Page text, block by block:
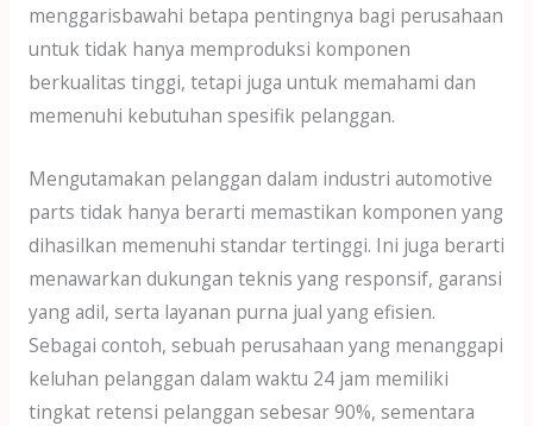
menggarisbawahi betapa pentingnya bagi perusahaan
untuk tidak hanya memproduksi komponen
berkualitas tinggi, tetapi juga untuk memahami dan
memenuhi kebutuhan spesifik pelanggan.
Mengutamakan pelanggan dalam industri automotive
parts tidak hanya berarti memastikan komponen yang
dihasilkan memenuhi standar tertinggi. Ini juga berarti
menawarkan dukungan teknis yang responsif, garansi
yang adil, serta layanan purna jual yang efisien.
Sebagai contoh, sebuah perusahaan yang menanggapi
keluhan pelanggan dalam waktu 24 jam memiliki
tingkat retensi pelanggan sebesar 90%, sementara